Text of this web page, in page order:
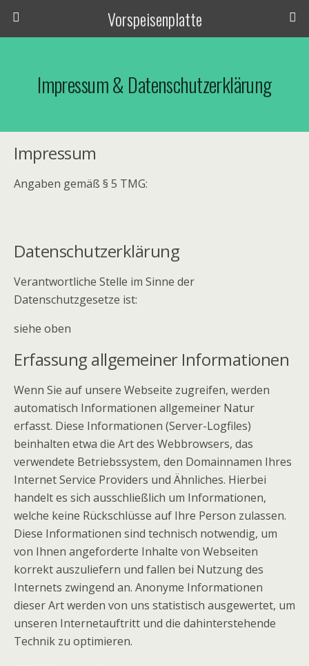
Vorspeisenplatte
Impressum & Datenschutzerklärung
Impressum
Angaben gemäß § 5 TMG:
Datenschutzerklärung
Verantwortliche Stelle im Sinne der
Datenschutzgesetze ist:
siehe oben
Erfassung allgemeiner Informationen
Wenn Sie auf unsere Webseite zugreifen, werden
automatisch Informationen allgemeiner Natur
erfasst. Diese Informationen (Server-Logfiles)
beinhalten etwa die Art des Webbrowsers, das
verwendete Betriebssystem, den Domainnamen Ihres
Internet Service Providers und Ähnliches. Hierbei
handelt es sich ausschließlich um Informationen,
welche keine Rückschlüsse auf Ihre Person zulassen.
Diese Informationen sind technisch notwendig, um
von Ihnen angeforderte Inhalte von Webseiten
korrekt auszuliefern und fallen bei Nutzung des
Internets zwingend an. Anonyme Informationen
dieser Art werden von uns statistisch ausgewertet, um
unseren Internetauftritt und die dahinterstehende
Technik zu optimieren.